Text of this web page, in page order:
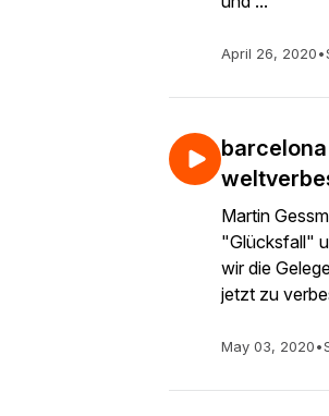
April 26, 2020•
Martin
"Glücksfall"
wir die
jetzt zu
May 03, 2020•